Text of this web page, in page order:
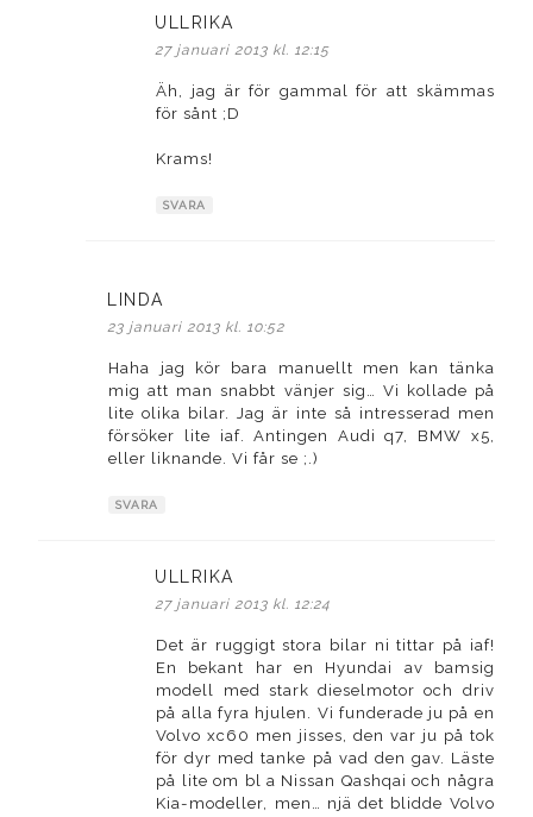
ULLRIKA
27 januari 2013 kl. 12:15
Äh, jag är för gammal för att skämmas
för sånt ;D
Krams!
SVARA
LINDA
23 januari 2013 kl. 10:52
Haha jag kör bara manuellt men kan tänka
mig att man snabbt vänjer sig… Vi kollade på
lite olika bilar. Jag är inte så intresserad men
försöker lite iaf. Antingen Audi q7, BMW x5,
eller liknande. Vi får se ;.)
SVARA
ULLRIKA
27 januari 2013 kl. 12:24
Det är ruggigt stora bilar ni tittar på iaf!
En bekant har en Hyundai av bamsig
modell med stark dieselmotor och driv
på alla fyra hjulen. Vi funderade ju på en
Volvo xc60 men jisses, den var ju på tok
för dyr med tanke på vad den gav. Läste
på lite om bl a Nissan Qashqai och några
Kia-modeller, men… njä det blidde Volvo